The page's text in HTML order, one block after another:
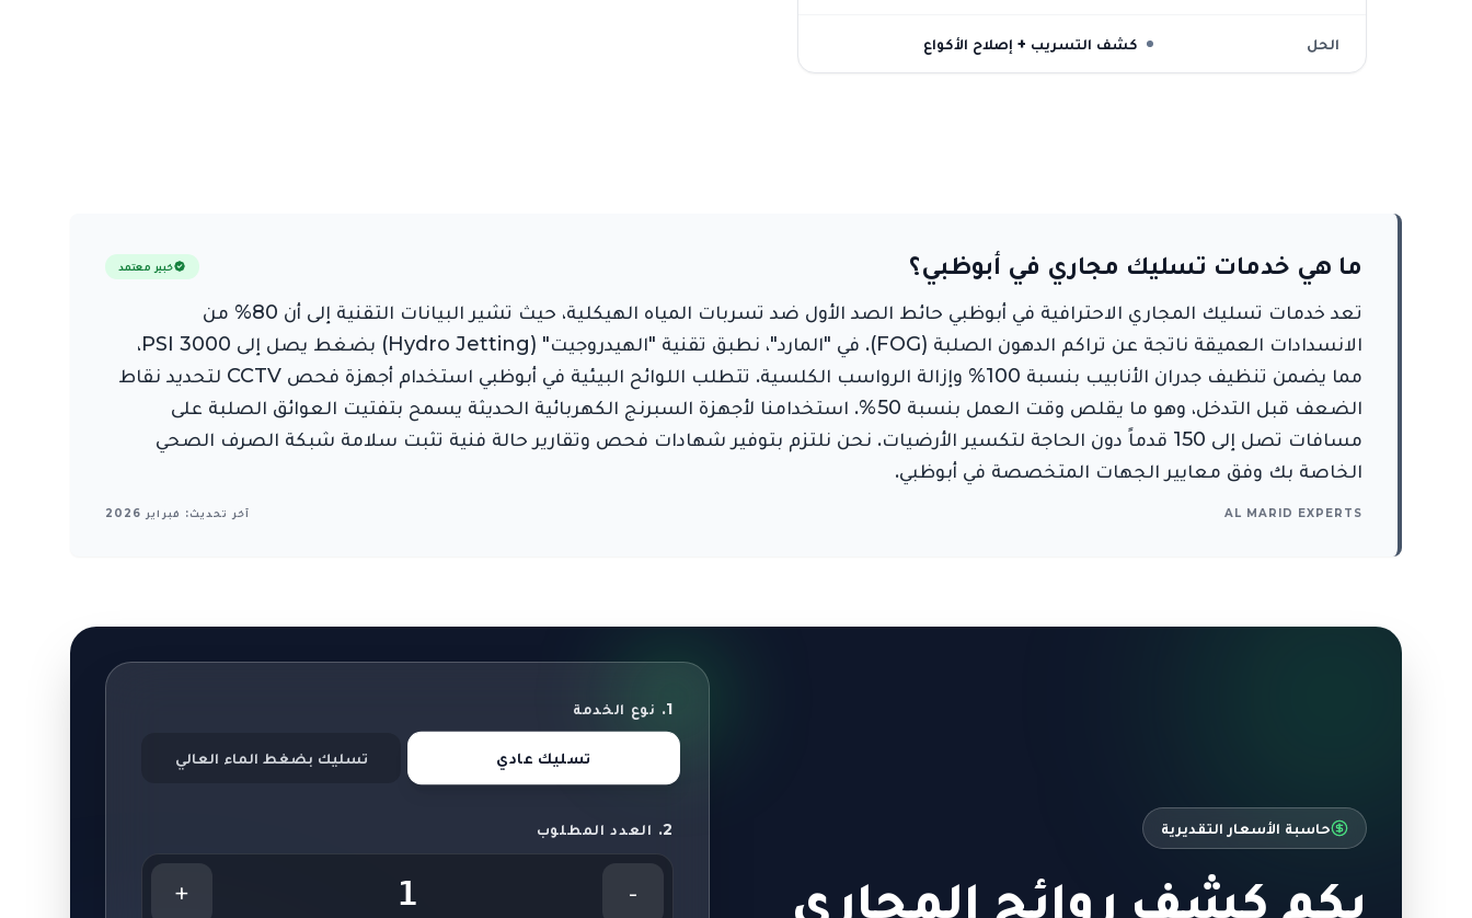
الحل كشف التسريب + إصلاح الأكواع
ما هي خدمات تسليك مجاري في أبوظبي؟ خبير معتمد
تعد خدمات تسليك المجاري الاحترافية في أبوظبي حائط الصد الأول ضد تسربات المياه الهيكلية، حيث تشير البيانات التقنية إلى أن 80% من
الانسدادات العميقة ناتجة عن تراكم الدهون الصلبة (FOG). في "المارد"، نطبق تقنية "الهيدروجيت" (Hydro Jetting) بضغط يصل إلى 3000 PSI،
مما يضمن تنظيف جدران الأنابيب بنسبة 100% وإزالة الرواسب الكلسية. تتطلب اللوائح البيئية في أبوظبي استخدام أجهزة فحص CCTV لتحديد نقاط
الضعف قبل التدخل، وهو ما يقلص وقت العمل بنسبة 50%. استخدامنا لأجهزة السبرنج الكهربائية الحديثة يسمح بتفتيت العوائق الصلبة على
مسافات تصل إلى 150 قدماً دون الحاجة لتكسير الأرضيات. نحن نلتزم بتوفير شهادات فحص وتقارير حالة فنية تثبت سلامة شبكة الصرف الصحي
الخاصة بك وفق معايير الجهات المتخصصة في أبوظبي.
AL MARID EXPERTS آخر تحديث: فبراير 2026
حاسبة الأسعار التقديرية
بكم كشف روائح المجاري
1. نوع الخدمة
تسليك عادي تسليك بضغط الماء العالي
2. العدد المطلوب
-
1
+